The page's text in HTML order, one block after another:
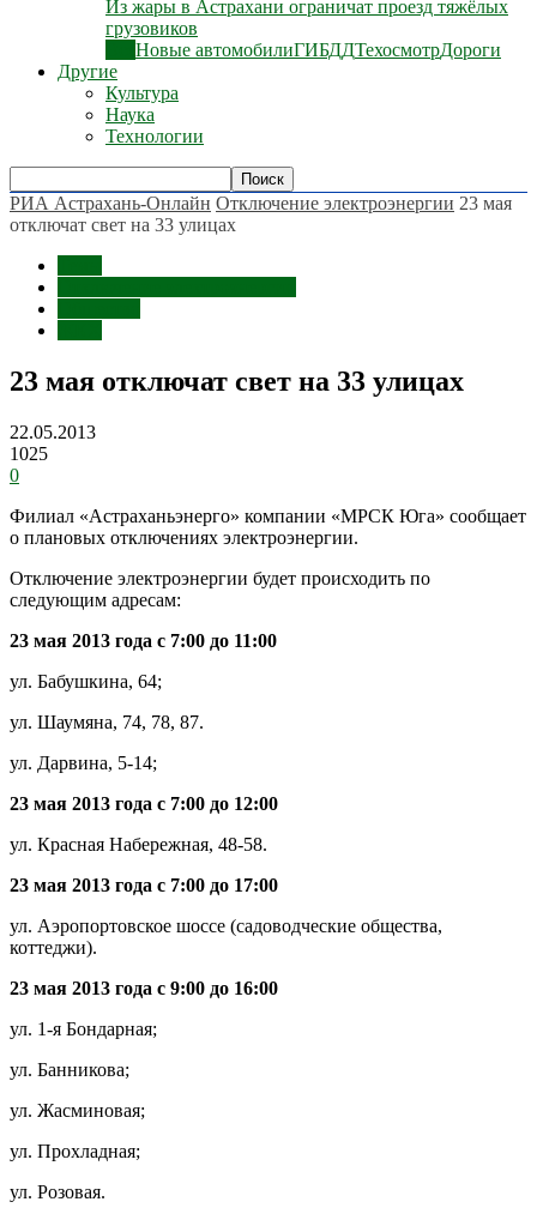
Из жары в Астрахани ограничат проезд тяжёлых
грузовиков
Новые автомобилиГИБДДТехосмотрДороги
Другие
Культура
Наука
Технологии
РИА Астрахань-Онлайн Отключение электроэнергии 23 мая
отключат свет на 33 улицах
23 мая отключат свет на 33 улицах
22.05.2013
1025
0
Филиал «Астраханьэнерго» компании «МРСК Юга» сообщает
о плановых отключениях электроэнергии.
Отключение электроэнергии будет происходить по
следующим адресам:
23 мая 2013 года с 7:00 до 11:00
ул. Бабушкина, 64;
ул. Шаумяна, 74, 78, 87.
ул. Дарвина, 5-14;
23 мая 2013 года с 7:00 до 12:00
ул. Красная Набережная, 48-58.
23 мая 2013 года с 7:00 до 17:00
ул. Аэропортовское шоссе (садоводческие общества,
коттеджи).
23 мая 2013 года с 9:00 до 16:00
ул. 1-я Бондарная;
ул. Банникова;
ул. Жасминовая;
ул. Прохладная;
ул. Розовая.